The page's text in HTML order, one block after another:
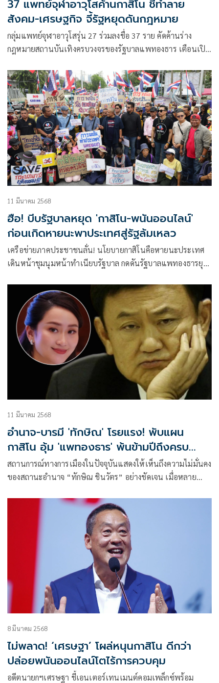
37 แพทย์จุฬาอาวุโสค้านกาสิโน ชี้ทำลาย
สังคม-เศรษฐกิจ จี้รัฐหยุดดันกฎหมาย
กลุ่มแพทย์จุฬาอาวุโสรุ่น 27 ร่วมลงชื่อ 37 ราย คัดค้านร่าง
กฎหมายสถานบันเทิงครบวงจรของรัฐบาลแพทองธาร เตือนเปิด
ทั่วประเทศ
11 มีนาคม 2568
ฮือ! บีบรัฐบาลหยุด 'กาสิโน-พนันออนไลน์'
ก่อนเกิดหายนะพาประเทศสู่รัฐล้มเหลว
เครือข่ายภาคประชาชนลั่น! นโยบายกาสิโนคือหายนะประเทศ
เดินหน้าชุมนุมหน้าทำเนียบรัฐบาล กดดันรัฐบาลแพทองธารยุติ
เดินหน้าต่อ อาจนำไปสู่ ‘รัฐล้มเหลว’
11 มีนาคม 2568
อำนาจ-บารมี 'ทักษิณ' โรยแรง! พับแผน
กาสิโน อุ้ม 'แพทองธาร' พ้นข้ามปีถึงครบ
เทอม?
สถานการณ์ทางการเมืองในปัจจุบันแสดงให้เห็นถึงความไม่มั่นคง
ของสถานะอำนาจ “ทักษิณ ชินวัตร” อย่างชัดเจน เมื่อหลาย
ทองธาร” บุตรสาวในฐานะนายกรัฐมนตรี ว่าจะสามารถข้ามปีนี้
และอยู่ครบเทอมได้หรือไม่
8 มีนาคม 2568
ไม่พลาด! ‘เศรษฐา’ โผล่หนุนกาสิโน ดีกว่า
ปล่อยพนันออนไลน์โตไร้การควบคุม
อดีตนายกฯเศรษฐา ชี้เอนเตอร์เทนเมนต์คอมเพล็กซ์พร้อม